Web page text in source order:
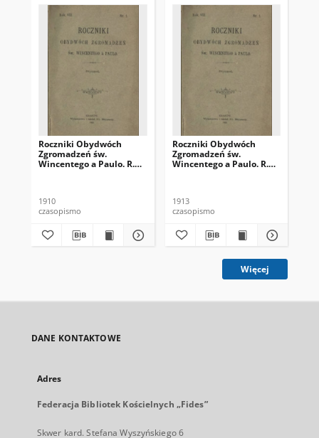
Roczniki Obydwóch
Zgromadzeń św.
Wincentego a Paulo. R.
1910
czasopismo
Roczniki Obydwóch
Zgromadzeń św.
Wincentego a Paulo. R.
1913
czasopismo
Więcej
DANE KONTAKTOWE
Adres
Federacja Bibliotek Kościelnych „Fides”
Skwer kard. Stefana Wyszyńskiego 6